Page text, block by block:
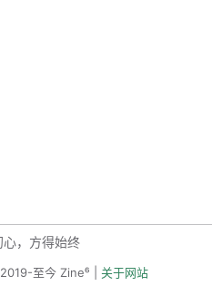
心，方得始终
至今 Zine⁶ | 关于网站